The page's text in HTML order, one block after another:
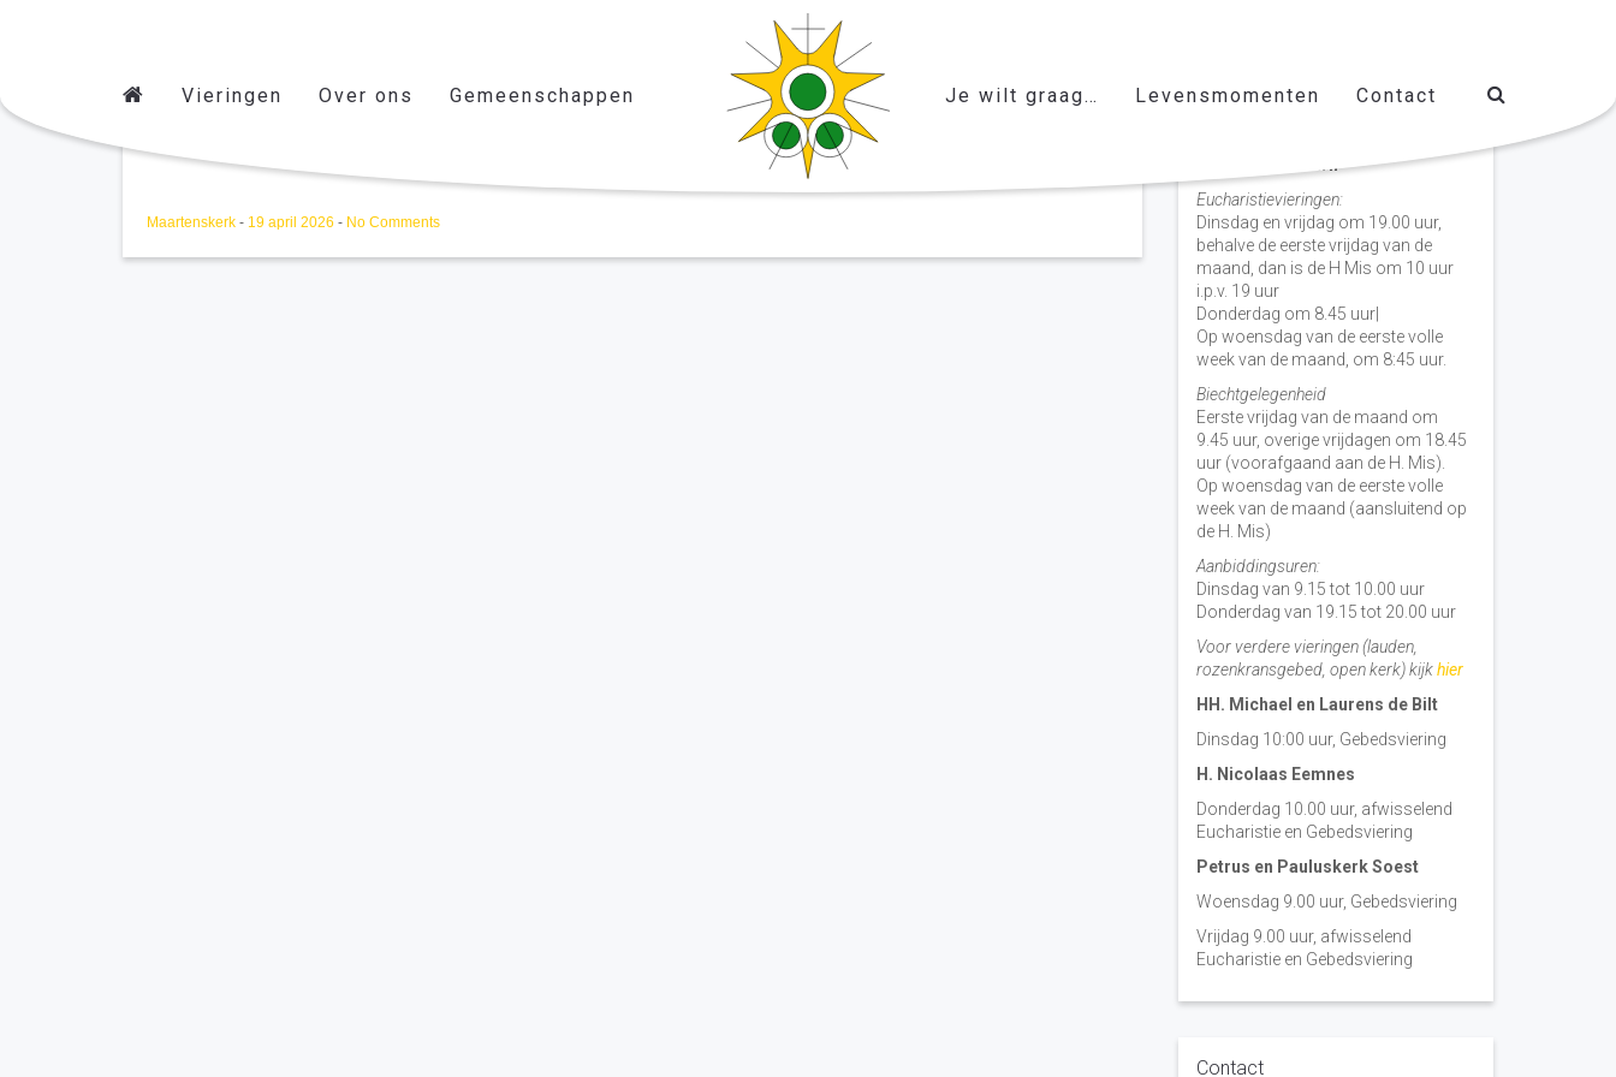
Vieringen Over ons Gemeenschappen Je wilt graag… Levensmomenten Contact
Maartenskerk - 19 april 2026 - No Comments
Vieringen door de week
H. Nicolaas Baarn
Eucharistievieringen:
Dinsdag en vrijdag om 19.00 uur,
behalve de eerste vrijdag van de
maand, dan is de H Mis om 10 uur
i.p.v. 19 uur
Donderdag om 8.45 uur|
Op woensdag van de eerste volle
week van de maand, om 8:45 uur.
Biechtgelegenheid
Eerste vrijdag van de maand om
9.45 uur, overige vrijdagen om 18.45
uur (voorafgaand aan de H. Mis).
Op woensdag van de eerste volle
week van de maand (aansluitend op
de H. Mis)
Aanbiddingsuren:
Dinsdag van 9.15 tot 10.00 uur
Donderdag van 19.15 tot 20.00 uur
Voor verdere vieringen (lauden,
rozenkransgebed, open kerk) kijkhier
HH. Michael en Laurens de Bilt
Dinsdag 10:00 uur, Gebedsviering
H. Nicolaas Eemnes
Donderdag 10.00 uur, afwisselend
Eucharistie en Gebedsviering
Petrus en Pauluskerk Soest
Woensdag 9.00 uur, Gebedsviering
Vrijdag 9.00 uur, afwisselend
Eucharistie en Gebedsviering
Contact